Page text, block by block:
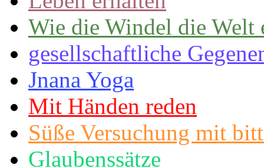
Wie die Windel die Welt
gesellschaftliche
Jnana Yoga
Mit Händen reden
Süße Versuchung mit
Glaubenssätze